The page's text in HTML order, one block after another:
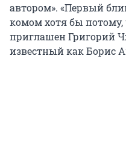
автором». «Первый
комом хотя бы потому,
приглашен Григорий
известный как Борис